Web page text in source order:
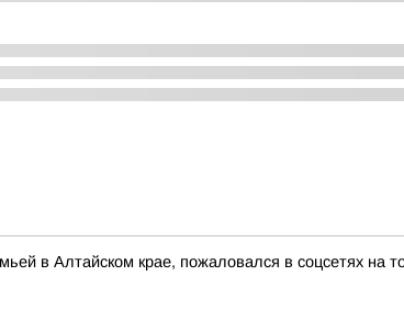
в Алтайском крае, пожаловался в соцсетях на